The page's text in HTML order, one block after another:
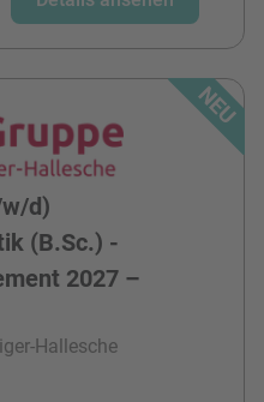
d)
(B.Sc.) -
2027 –
Hallesche